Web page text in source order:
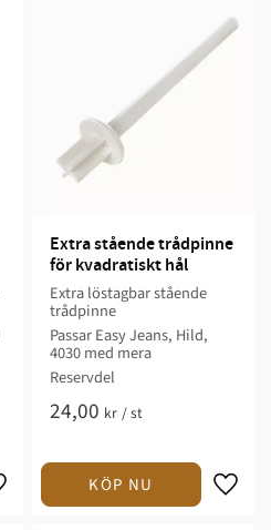
Extra stående trådpinne
för kvadratiskt hål
Extra löstagbar stående
trådpinne
Passar Easy Jeans, Hild,
4030 med mera
Reservdel
24,00 kr /st